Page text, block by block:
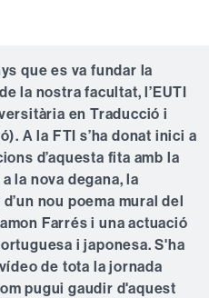
que es va fundar la
la nostra facultat, l’EUTI
en Traducció i
A la FTI s’ha donat inici a
d’aquesta fita amb la
la nova degana, la
nou poema mural del
Farrés i una actuació
i japonesa. S'ha
de tota la jornada
pugui gaudir d'aquest